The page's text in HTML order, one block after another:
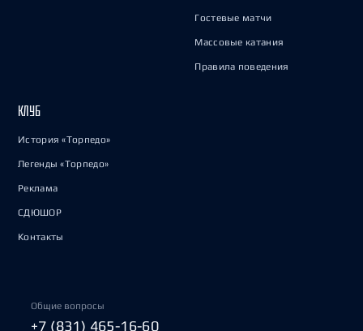
Гостевые матчи
Массовые катания
Правила поведения
КЛУБ
История «Торпедо»
Легенды «Торпедо»
Реклама
СДЮШОР
Контакты
Общие вопросы
+7 (831) 465-16-60